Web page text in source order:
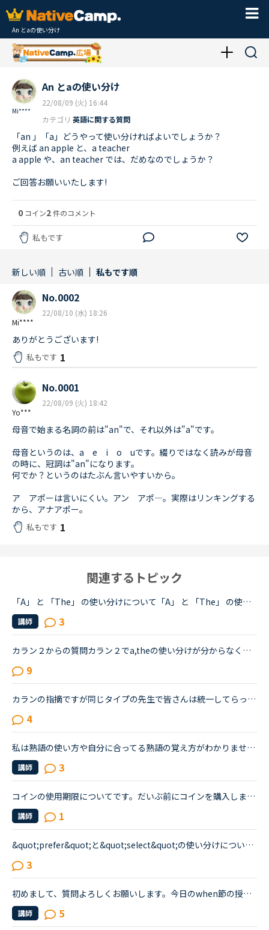
An とaの使い分け
Mi****
An とaの使い分け
22/08/09 (火) 16:44
カテゴリ 英語に関する質問
「an 」「a」どうやって使い分ければよいでしょうか？
例えば an apple と、a teacher
a apple や、an teacher では、だめなのでしょうか？
ご回答お願いいたします!
0 コイン2件のコメント
私もです
新しい順 古い順 私もです順
Mi****
No.0002
22/08/10 (水) 18:26
ありがとうございます!
私もです 1
Yo***
No.0001
22/08/09 (火) 18:42
母音で始まる名詞の前は"an"で、それ以外は"a"です。
母音というのは、a e i o uです。綴りではなく読みが母音
の時に、冠詞は"an"になります。
何でか？というのはたぶん言いやすいから。
ア アポーは言いにくい。アン アポ―。実際はリンキングする
から、アナアポー。
私もです 1
関連するトピック
「A」 と 「The」 の使い分けについて「A」 と 「The」 の使い分け方がいまいち良くわかりません・・・講師に言った時に、AとTheが間違えないようになりたいです。これってどう言う基準で分けているのですか？(ko**)
講師 3
カラン２からの質問カラン２でa,theの使い分けが分からなくなったのですっきりしたく、質問させてください。ちなみに。。。細かいことが気になる性格はカランは向いてないとか言われるとかなり落ち込むのでよろし...
9
カランの指摘ですが同じタイプの先生で皆さんは統一してらっしゃるのでしょうか？３人くらいの先生でまわしてますが先生によって使い分けるのがしんどくなってきました。単数形複数形や冠詞などはもちろん指摘し...
4
私は熟語の使い方や自分に合ってる熟語の覚え方がわかりません。長い期間で覚えようとしてもなかなか意味と前置詞,名詞などがつながらずに使ったり熟語の問題を解いたりということができなくなってしまいます。熟...
講師 3
コインの使用期限についてです。だいぶ前にコインを購入しました。まだそのコインを全然使えていないと思うのですが講師や自分自身からの予約キャンセルやキャンペーンでコインを購入した後に頂きました。なるべ...
講師 1
&quot;prefer&quot;と&quot;select&quot;の使い分けについて。5分間単語クイズで&quot;prefer&quot;は「他のものと比較して、何かをより好きだと感じたり、選んだりすること」というヒントが最初にあり、その後の...
3
初めまして、質問よろしくお願いします。今日のwhen節の授業の答えの中で①I was surprised when she was attending my birthday party②I was surprised when she attended my birthday party.どうやら①が正解み...
講師 5